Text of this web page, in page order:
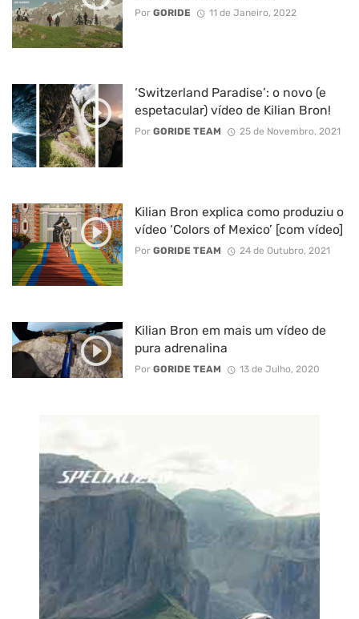
Por GORIDE 11 de Janeiro, 2022
‘Switzerland Paradise’: o novo (e
espetacular) vídeo de Kilian Bron!
Por GORIDE TEAM 25 de Novembro, 2021
Kilian Bron explica como produziu o
vídeo ‘Colors of Mexico’ [com vídeo]
Por GORIDE TEAM 24 de Outubro, 2021
Kilian Bron em mais um vídeo de
pura adrenalina
Por GORIDE TEAM 13 de Julho, 2020